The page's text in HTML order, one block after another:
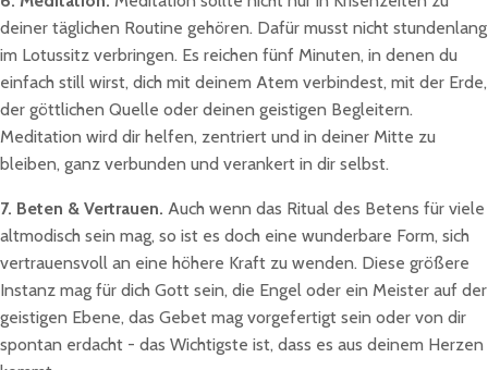
deiner täglichen Routine gehören. Dafür musst nicht stundenlang
im Lotussitz verbringen. Es reichen fünf Minuten, in denen du
einfach still wirst, dich mit deinem Atem verbindest, mit der Erde,
der göttlichen Quelle oder deinen geistigen Begleitern.
Meditation wird dir helfen, zentriert und in deiner Mitte zu
bleiben, ganz verbunden und verankert in dir selbst.
7. Beten & Vertrauen. Auch wenn das Ritual des Betens für viele
altmodisch sein mag, so ist es doch eine wunderbare Form, sich
vertrauensvoll an eine höhere Kraft zu wenden. Diese größere
Instanz mag für dich Gott sein, die Engel oder ein Meister auf der
geistigen Ebene, das Gebet mag vorgefertigt sein oder von dir
spontan erdacht - das Wichtigste ist, dass es aus deinem Herzen